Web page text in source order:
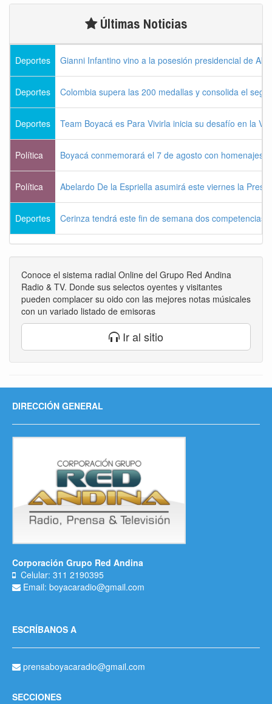
Últimas Noticias
Deportes Gianni Infantino vino a la posesión presidencial de
Deportes Colombia supera las 200 medallas y consolida el
Deportes Team Boyacá es Para Vivirla inicia su desafío en la
Política Boyacá conmemorará el 7 de agosto con homenajes
Política Abelardo De la Espriella asumirá este viernes la
Deportes Cerinza tendrá este fin de semana dos competencias
Conoce el sistema radial Online del Grupo Red Andina
Radio & TV. Donde sus selectos oyentes y visitantes
pueden complacer su oido con las mejores notas músicales
con un variado listado de emisoras
Ir al sitio
DIRECCIÓN GENERAL
Corporación Grupo Red Andina
Celular: 311 2190395
Email: boyacaradio@gmail.com
ESCRÍBANOS A
prensaboyacaradio@gmail.com
SECCIONES